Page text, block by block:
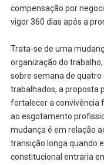
compensação por
vigor 360 dias após a
Trata-se de uma
organização do
sobre semana de quatro
trabalhados, a proposta
fortalecer a convivência
ao esgotamento
mudança é em relação
transição longa quando
constitucional entraria